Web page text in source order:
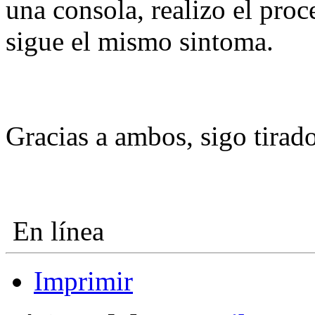
una consola, realizo el
sigue el mismo sintoma.
Gracias a ambos, sigo
En línea
Imprimir